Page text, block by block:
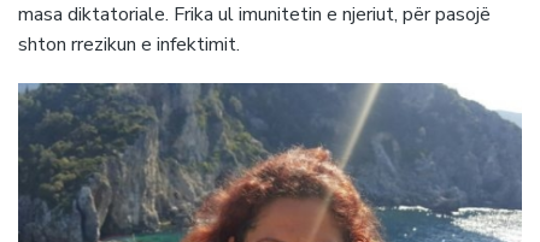
masa diktatoriale. Frika ul imunitetin e njeriut, për pasojë
shton rrezikun e infektimit.